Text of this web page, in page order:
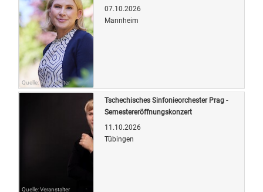
Quelle: Veranstalter
07.10.2026
Mannheim
Quelle: Veranstalter
Tschechisches Sinfonieorchester Prag -
Semestereröffnungskonzert
11.10.2026
Tübingen